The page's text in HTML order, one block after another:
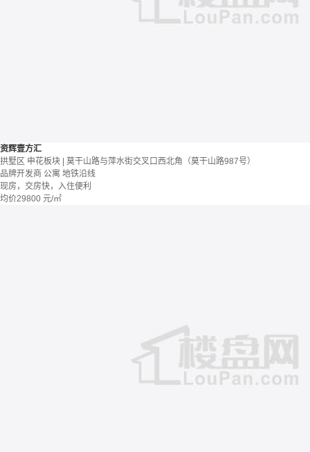
资辉壹方汇
拱墅区 申花板块 | 莫干山路与萍水街交叉口西北角（莫干山路987号）
品牌开发商 公寓 地铁沿线
现房，交房快，入住便利
均价29800 元/㎡